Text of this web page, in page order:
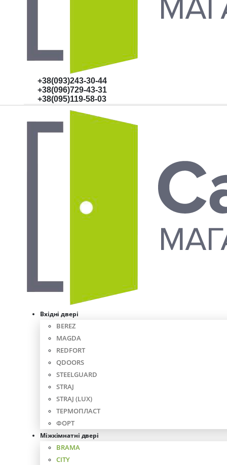
+38(093)243-30-44
+38(096)729-43-31
+38(095)119-58-03
Вхідні двері
BEREZ
MAGDA
REDFORT
QDOORS
STEELGUARD
STRAJ
STRAJ (LUX)
ТЕРМОПЛАСТ
ФОРТ
Міжкімнатні двері
BRAMA
CITY